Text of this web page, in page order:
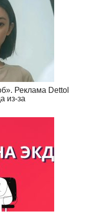
Реклама Dettol
из-за